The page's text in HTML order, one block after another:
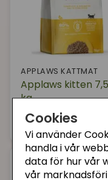
Cookies
Vi använder
handla i vår
data för hur vår
vår
APPLAWS KATTMAT
Applaws kitten 7,5
kg
599 kr